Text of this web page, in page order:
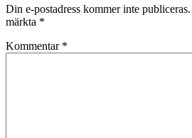
Din e-postadress kommer inte publiceras.
märkta *
Kommentar *